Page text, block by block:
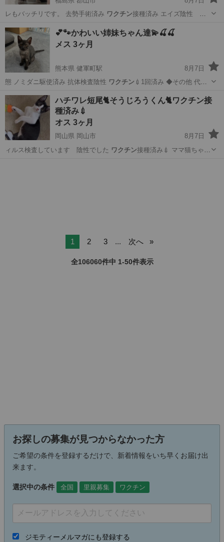
レもバッチリです。 去勢手術済み ワクチン接種済み エイズ陰性 白
福島 郡山市
💕🐾かわいい姉妹ちゃん達💫🍒🍒
メス 3ヶ月
熊本県 健軍町駅
8月7日
態 ノミダニ駆使済み 抗体検査陰性 ワクチン 💉1回済み ◆その他 代理
熊本 上益城郡 健軍町駅 猫 ワクチン
ハチワレ短尾🐈そうじろうくん🐈ワクチン接
種済み💉
オス 3ヶ月
岡山県 岡山市
8月7日
ィルス検査しています 陰性でした ワクチン接種済み💉 ママ猫ちゃん
1 2 3 ... 次へ
全106060件中 1-50件表示
お探しの募集が見つからなかった方
ご希望の条件を登録するだけで、新着情報をいち早くお届け出
来ます。
選択中の条件 全国 里親募集 ワクチン
ジモティーメルマガにも登録する